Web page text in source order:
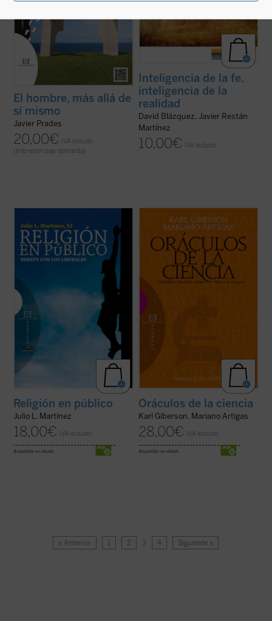
El hombre, más allá de
sí mismo
Javier Prades
20,00€
IVA incluido
(Impresión bajo demanda)
Inteligencia de la fe,
inteligencia de la
realidad
David Blázquez, Javier Restán
Martínez
10,00€ IVA incluido
presencia pública de la religión estudiando
una tradición ---la liberal---, que ha sido
determinante en los últimos siglos del
pensamiento occidental. Es una corriente
que, si entre los siglos XVII ...(ver ficha)
Religión en público
Julio L. Martínez
18,00€ IVA incluido
disponible en ebook:
La ciencia forma parte de nuestra
compresión contemporánea del mundo y
de nuestra esperanza en el futuro. Para
algunos ha desplazado a la religión, y los
creyentes deben afrontar los desafíos
planteados por la ciencia. Sin embargo,
pocos tienen ...(ver ficha)
Oráculos de la ciencia
Karl Giberson, Mariano Artigas
28,00€ IVA incluido
disponible en ebook:
« Anterior 1 2 3 4 Siguiente »